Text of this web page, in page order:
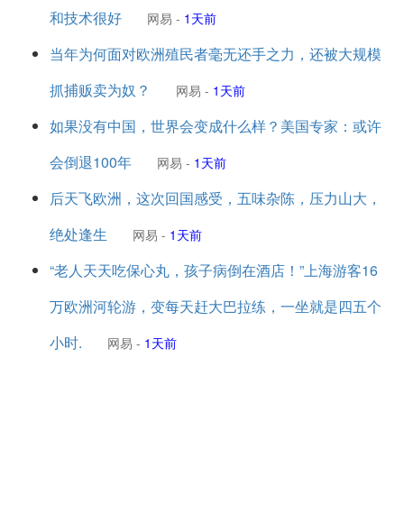
和技术很好
网易 - 1天前
当年为何面对欧洲殖民者毫无还手之力，还被大规模
抓捕贩卖为奴？
网易 - 1天前
如果没有中国，世界会变成什么样？美国专家：或许
会倒退100年
网易 - 1天前
后天飞欧洲，这次回国感受，五味杂陈，压力山大，
绝处逢生
网易 - 1天前
“老人天天吃保心丸，孩子病倒在酒店！”上海游客16
万欧洲河轮游，变每天赶大巴拉练，一坐就是四五个
小时.
网易 - 1天前